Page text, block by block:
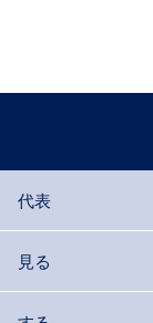
代表
見る